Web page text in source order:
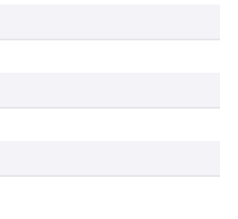
By Ariel Rutherford
OSHEAGA 2026 I Mother